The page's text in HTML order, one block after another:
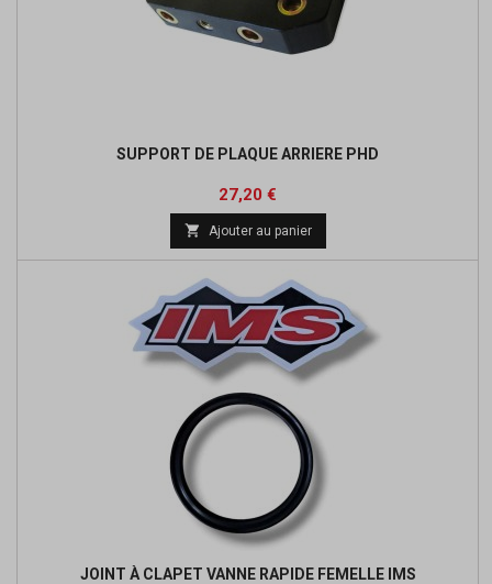
SUPPORT DE PLAQUE ARRIERE PHD
Prix
27,20 €
base
 Ajouter au panier
JOINT À CLAPET VANNE RAPIDE FEMELLE IMS